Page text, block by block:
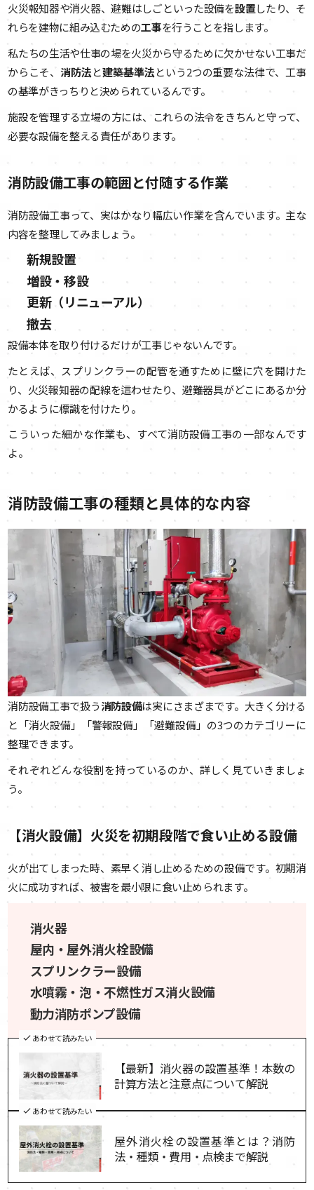
火災報知器や消火器、避難はしごといった設備を設置したり、そ
れらを建物に組み込むための工事を行うことを指します。
私たちの生活や仕事の場を火災から守るために欠かせない工事だ
からこそ、消防法と建築基準法という2つの重要な法律で、工事
の基準がきっちりと決められているんです。
施設を管理する立場の方には、これらの法令をきちんと守って、
必要な設備を整える責任があります。
消防設備工事の範囲と付随する作業
消防設備工事って、実はかなり幅広い作業を含んでいます。主な
内容を整理してみましょう。
新規設置
増設・移設
更新（リニューアル）
撤去
設備本体を取り付けるだけが工事じゃないんです。
たとえば、スプリンクラーの配管を通すために壁に穴を開けた
り、火災報知器の配線を這わせたり、避難器具がどこにあるか分
かるように標識を付けたり。
こういった細かな作業も、すべて消防設備工事の一部なんです
よ。
消防設備工事の種類と具体的な内容
消防設備工事で扱う消防設備は実にさまざまです。大きく分ける
と「消火設備」「警報設備」「避難設備」の3つのカテゴリーに
整理できます。
それぞれどんな役割を持っているのか、詳しく見ていきましょ
う。
【消火設備】火災を初期段階で食い止める設備
火が出てしまった時、素早く消し止めるための設備です。初期消
火に成功すれば、被害を最小限に食い止められます。
消火器
屋内・屋外消火栓設備
スプリンクラー設備
水噴霧・泡・不燃性ガス消火設備
動力消防ポンプ設備
あわせて読みたい
【最新】消火器の設置基準！本数の
計算方法と注意点について解説
あわせて読みたい
屋外消火栓の設置基準とは？消防
法・種類・費用・点検まで解説